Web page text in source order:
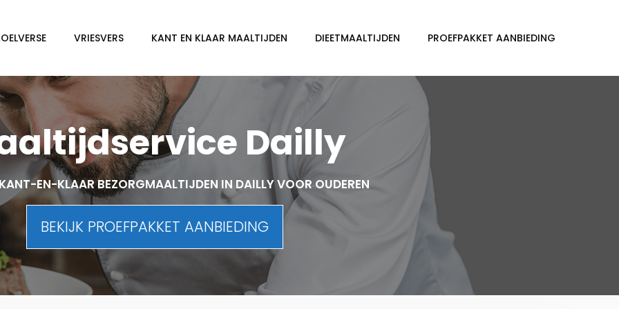
VRIESVERS KANT EN KLAAR MAALTIJDEN DIEETMAALTIJDEN PROEFPAKKET AANBIEDING
Dailly
EN-KLAAR BEZORGMAALTIJDEN IN DAILLY VOOR OUDEREN
BEKIJK PROEFPAKKET AANBIEDING